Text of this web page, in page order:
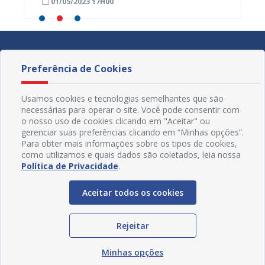
Redes Sociais
Preferência de Cookies
Usamos cookies e tecnologias semelhantes que são
necessárias para operar o site. Você pode consentir com
o nosso uso de cookies clicando em "Aceitar" ou
gerenciar suas preferências clicando em “Minhas opções”.
Para obter mais informações sobre os tipos de cookies,
como utilizamos e quais dados são coletados, leia nossa
Política de Privacidade.
Aceitar todos os cookies
Rejeitar
Minhas opções